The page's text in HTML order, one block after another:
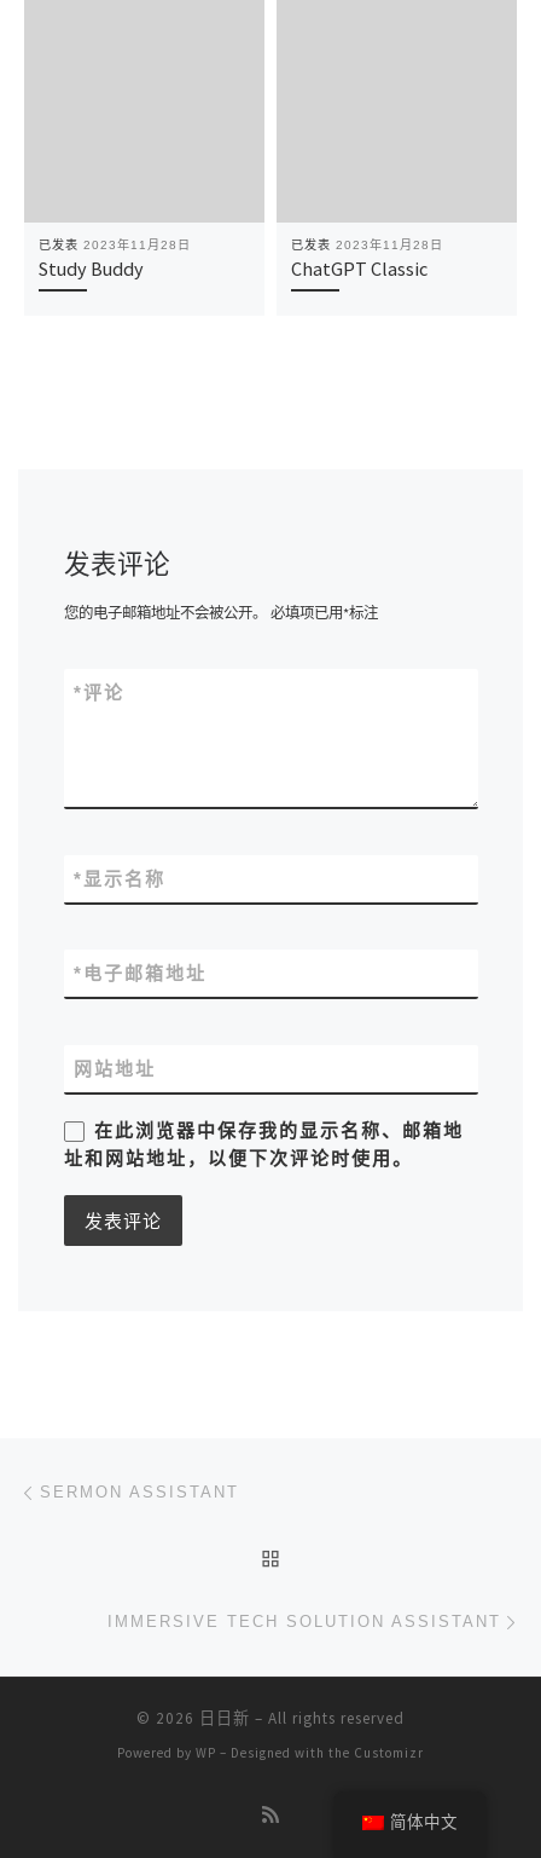
已发表 2023年11月28日
Study Buddy
已发表 2023年11月28日
ChatGPT Classic
发表评论
您的电子邮箱地址不会被公开。 必填项已用*标注
评论
*
显示名称
*
电子邮箱地址
*
网站地址
在此浏览器中保存我的显示名称、邮箱地
址和网站地址，以便下次评论时使用。
文章导航
SERMON ASSISTANT
IMMERSIVE TECH SOLUTION ASSISTANT
© 2026 日日新 – All rights reserved
Powered by WP – Designed with the Customizr
简体中文